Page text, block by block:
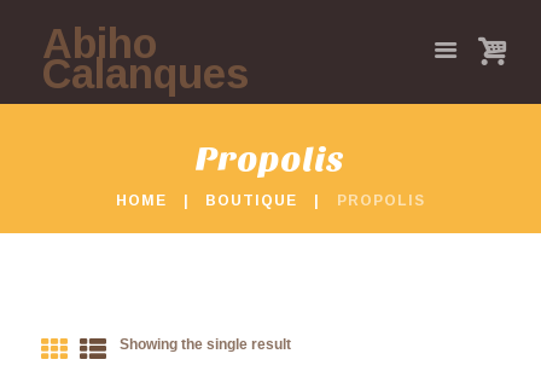
Abiho
Calanques
Propolis
HOME BOUTIQUE PROPOLIS
Showing the single result